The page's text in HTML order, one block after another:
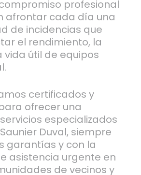
profesional
afrontar cada día una
de incidencias que
el rendimiento, la
vida útil de equipos
certificados y
ofrecer una
especializados
Duval, siempre
garantías y con la
asistencia urgente en
de vecinos y